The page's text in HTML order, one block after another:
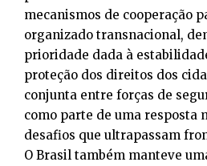
mecanismos de cooperação
organizado transnacional,
prioridade dada à
proteção dos direitos dos
conjunta entre forças de
como parte de uma resposta
desafios que ultrapassam
O Brasil também manteve